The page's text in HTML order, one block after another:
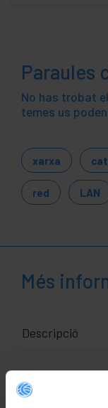
Paraules
No has trobat
temes us
xarxa
red LAN
Més
Descripció
(Cat.5e) de